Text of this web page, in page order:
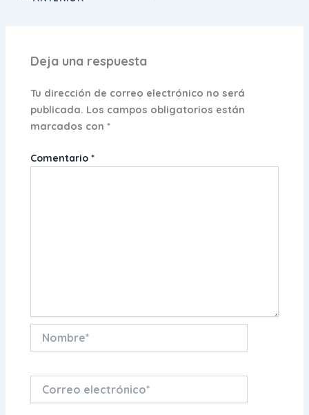
Deja una respuesta
Tu dirección de correo electrónico no será
publicada. Los campos obligatorios están
marcados con*
Comentario*
electrónico*